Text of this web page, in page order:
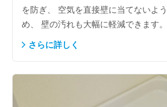
を防ぎ、 空気を直接壁に当てないよ
め、 壁の汚れも大幅に軽減できます。
さらに詳しく